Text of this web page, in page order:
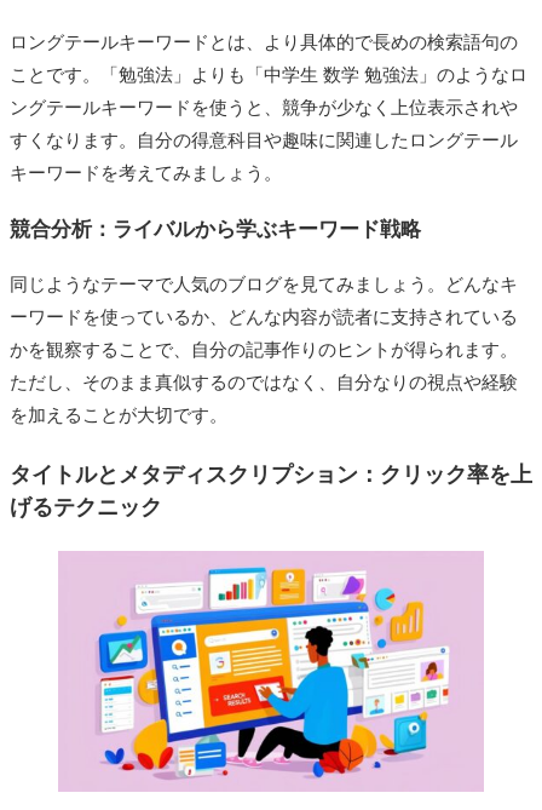
ロングテールキーワードとは、より具体的で長めの検索語句の
ことです。「勉強法」よりも「中学生 数学 勉強法」のようなロ
ングテールキーワードを使うと、競争が少なく上位表示されや
すくなります。自分の得意科目や趣味に関連したロングテール
キーワードを考えてみましょう。
競合分析：ライバルから学ぶキーワード戦略
同じようなテーマで人気のブログを見てみましょう。どんなキ
ーワードを使っているか、どんな内容が読者に支持されている
かを観察することで、自分の記事作りのヒントが得られます。
ただし、そのまま真似するのではなく、自分なりの視点や経験
を加えることが大切です。
タイトルとメタディスクリプション：クリック率を上
げるテクニック